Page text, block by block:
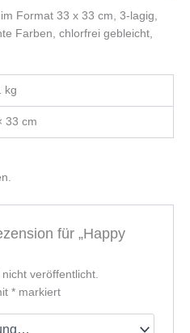
Format 33 x 33 cm, 3-lagig,
Farben, chlorfrei gebleicht,
kg
33 cm
für „Happy
veröffentlicht.
*markiert